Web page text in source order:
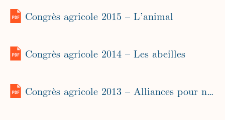
Congrès agricole 2015 – L’animal
Congrès agricole 2014 – Les abeilles
Congrès agricole 2013 – Alliances pour notre terre